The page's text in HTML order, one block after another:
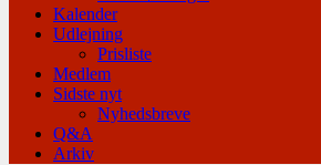
Kalender
Udlejning
Prisliste
Medlem
Sidste nyt
Nyhedsbreve
Q&A
Arkiv